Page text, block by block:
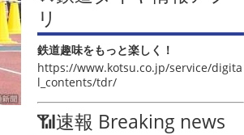
リ
鉄道趣味をもっと楽しく！
https://www.kotsu.co.jp/service/digita
l_contents/tdr/
📶速報 Breaking news